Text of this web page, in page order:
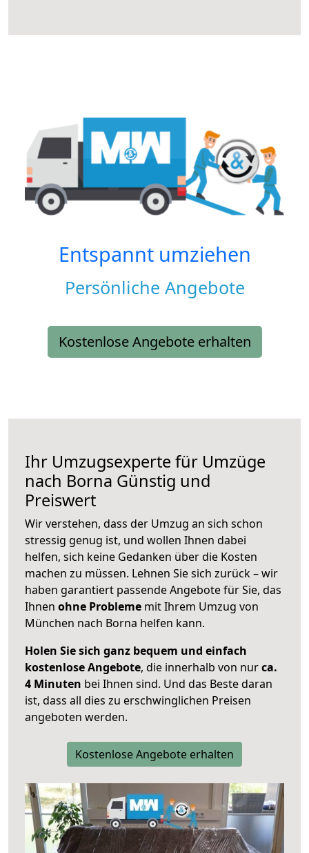
Entspannt umziehen
Persönliche Angebote
Kostenlose Angebote erhalten
Ihr Umzugsexperte für Umzüge
nach Borna Günstig und
Preiswert
Wir verstehen, dass der Umzug an sich schon
stressig genug ist, und wollen Ihnen dabei
helfen, sich keine Gedanken über die Kosten
machen zu müssen. Lehnen Sie sich zurück – wir
haben garantiert passende Angebote für Sie, das
Ihnen ohne Probleme mit Ihrem Umzug von
München nach Borna helfen kann.
Holen Sie sich ganz bequem und einfach
kostenlose Angebote, die innerhalb von nurca.
4 Minuten bei Ihnen sind. Und das Beste daran
ist, dass all dies zu erschwinglichen Preisen
angeboten werden.
Kostenlose Angebote erhalten